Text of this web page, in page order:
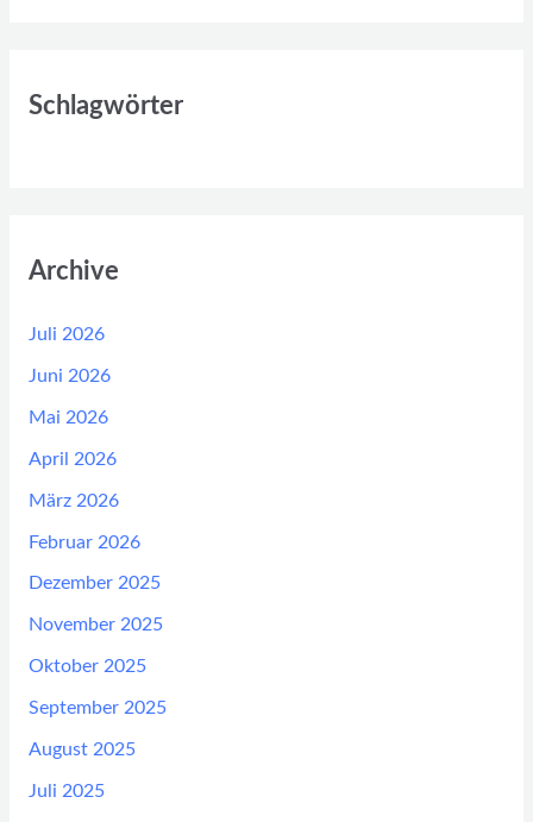
Schlagwörter
Archive
Juli 2026
Juni 2026
Mai 2026
April 2026
März 2026
Februar 2026
Dezember 2025
November 2025
Oktober 2025
September 2025
August 2025
Juli 2025